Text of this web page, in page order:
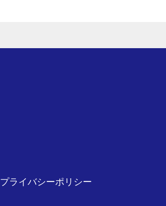
プライバシーポリシー